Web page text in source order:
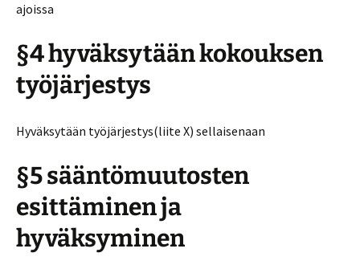
ajoissa
§4 hyväksytään kokouksen
työjärjestys
Hyväksytään työjärjestys(liite X) sellaisenaan
§5 sääntömuutosten
esittäminen ja
hyväksyminen